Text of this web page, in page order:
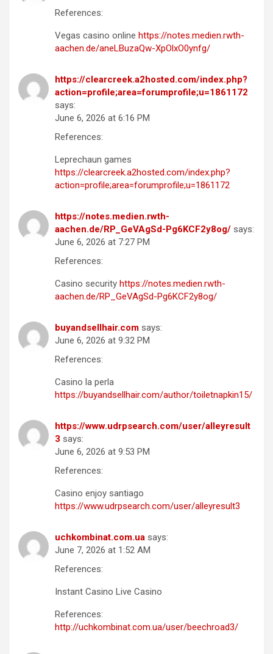
References:
Vegas casino online https://notes.medien.rwth-
aachen.de/aneLBuzaQw-XpOlxO0ynfg/
https://clearcreek.a2hosted.com/index.php?
action=profile;area=forumprofile;u=1861172
says:
June 6, 2026 at 6:16 PM
References:
Leprechaun games
https://clearcreek.a2hosted.com/index.php?
action=profile;area=forumprofile;u=1861172
https://notes.medien.rwth-
aachen.de/RP_GeVAgSd-Pg6KCF2y8og/ says:
June 6, 2026 at 7:27 PM
References:
Casino security https://notes.medien.rwth-
aachen.de/RP_GeVAgSd-Pg6KCF2y8og/
buyandsellhair.com says:
June 6, 2026 at 9:32 PM
References:
Casino la perla
https://buyandsellhair.com/author/toiletnapkin15/
https://www.udrpsearch.com/user/alleyresult
3 says:
June 6, 2026 at 9:53 PM
References:
Casino enjoy santiago
https://www.udrpsearch.com/user/alleyresult3
uchkombinat.com.ua says:
June 7, 2026 at 1:52 AM
References:
Instant Casino Live Casino
References:
http://uchkombinat.com.ua/user/beechroad3/